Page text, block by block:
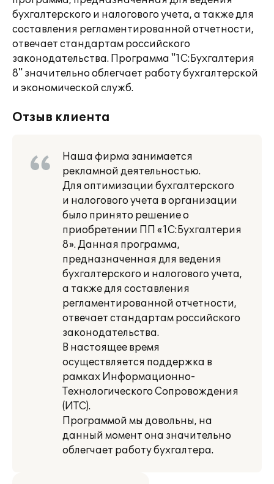
бухгалтерского и налогового учета, а также для
составления регламентированной отчетности,
отвечает стандартам российского
законодательства. Программа "1С:Бухгалтерия
8" значительно облегчает работу бухгалтерской
и экономической служб.
Отзыв клиента
Наша фирма занимается
рекламной деятельностью.
Для оптимизации бухгалтерского
и налогового учета в организации
было принято решение о
приобретении ПП «1С:Бухгалтерия
8». Данная программа,
предназначенная для ведения
бухгалтерского и налогового учета,
а также для составления
регламентированной отчетности,
отвечает стандартам российского
законодательства.
В настоящее время
осуществляется поддержка в
рамках Информационно-
Технологического Сопровождения
(ИТС).
Программой мы довольны, на
данный момент она значительно
облегчает работу бухгалтера.